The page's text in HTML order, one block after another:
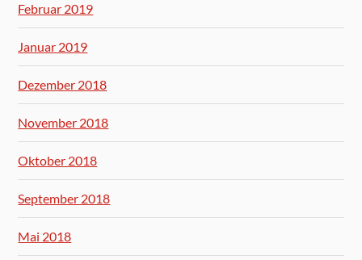
Februar 2019
Januar 2019
Dezember 2018
November 2018
Oktober 2018
September 2018
Mai 2018